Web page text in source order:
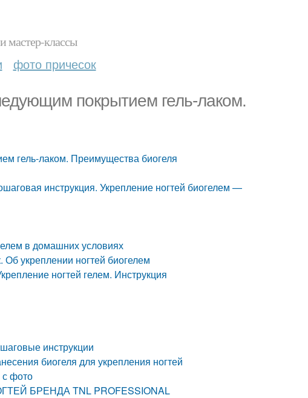
мастер-классы
фото причесок
покрытием гель-лаком.
гель-лаком. Преимущества биогеля
инструкция. Укрепление ногтей биогелем —
в домашних условиях
Об укреплении ногтей биогелем
ногтей гелем. Инструкция
инструкции
биогеля для укрепления ногтей
с фото
БРЕНДА TNL PROFESSIONAL